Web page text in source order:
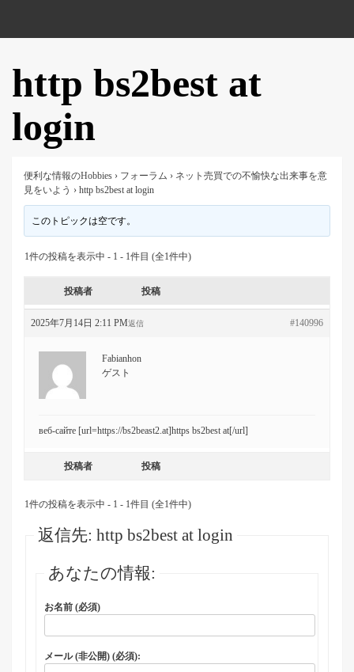
http bs2best at
login
便利な情報のHobbies › フォーラム › ネット売買での不愉快な出来事を意
見をいよう › http bs2best at login
このトピックは空です。
1件の投稿を表示中 - 1 - 1件目 (全1件中)
投稿者 投稿
2025年7月14日 2:11 PM #140996
返信
Fabianhon
ゲスト
веб-сайте [url=https://bs2beast2.at]https bs2best at[/url]
投稿者 投稿
1件の投稿を表示中 - 1 - 1件目 (全1件中)
返信先: http bs2best at login
あなたの情報:
お名前 (必須)
メール (非公開) (必須):